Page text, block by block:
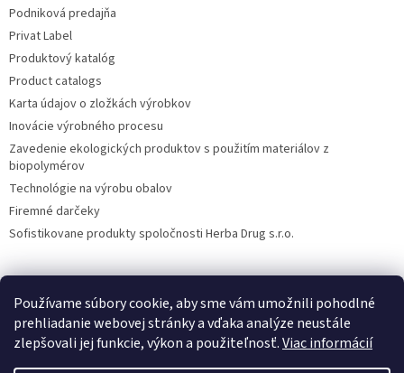
Používame súbory cookie, aby sme vám umožnili pohodlné
prehliadanie webovej stránky a vďaka analýze neustále
zlepšovali jej funkcie, výkon a použiteľnosť.Viac informácií
Podniková predajňa
Privat Label
Produktový katalóg
Product catalogs
Karta údajov o zložkách výrobkov
Inovácie výrobného procesu
Zavedenie ekologických produktov s použitím materiálov z
biopolymérov
Technológie na výrobu obalov
Firemné darčeky
Sofistikovane produkty spoločnosti Herba Drug s.r.o.
DiXi Carpathia Herbarium Nubian